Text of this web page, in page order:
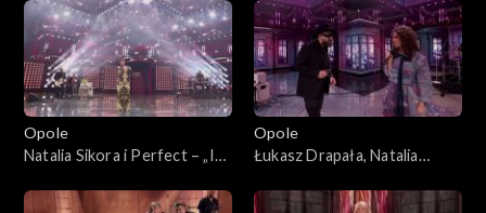
Koncert „Autobiografia.
Jubileusz Bogdana Olewicza”
– „Autobiografia”. 63. KFPP:
Koncert „Autobiografia.
Jubileusz Bogdana Olewicza”
Opole
Natalia Sikora i Perfect – „Idź
„Autobiografia. Jubileusz
Opole
Łukasz Drapała, Natalia
„Niewiele ci mogę dać”. 63.